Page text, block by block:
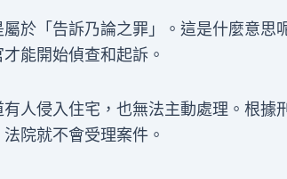
於「告訴乃論之罪」。這是什麼意思
能開始偵查和起訴。
人侵入住宅，也無法主動處理。根據
院就不會受理案件。